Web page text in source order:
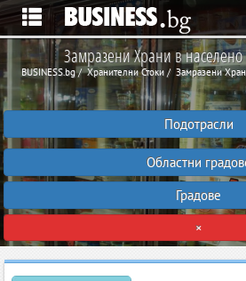
Замразени Храни в
BUSINESS.bg Хранителни Стоки Замразени
Подотрасли
Областни
Градове
×